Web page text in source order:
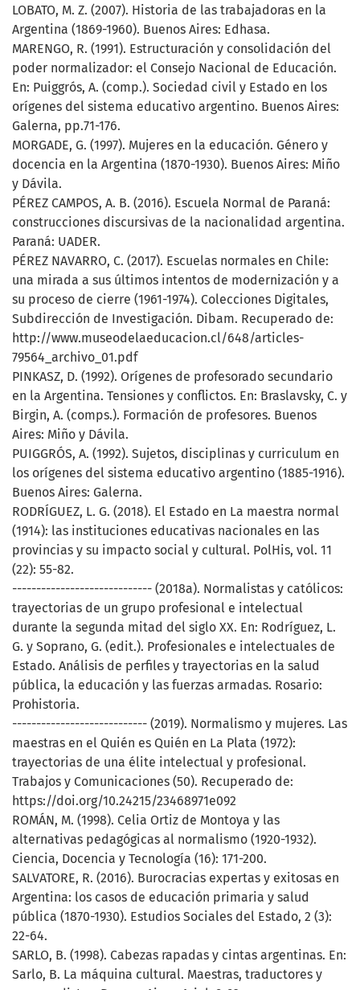
LOBATO, M. Z. (2007). Historia de las trabajadoras en la
Argentina (1869-1960). Buenos Aires: Edhasa.
MARENGO, R. (1991). Estructuración y consolidación del
poder normalizador: el Consejo Nacional de Educación.
En: Puiggrós, A. (comp.). Sociedad civil y Estado en los
orígenes del sistema educativo argentino. Buenos Aires:
Galerna, pp.71-176.
MORGADE, G. (1997). Mujeres en la educación. Género y
docencia en la Argentina (1870-1930). Buenos Aires: Miño
y Dávila.
PÉREZ CAMPOS, A. B. (2016). Escuela Normal de Paraná:
construcciones discursivas de la nacionalidad argentina.
Paraná: UADER.
PÉREZ NAVARRO, C. (2017). Escuelas normales en Chile:
una mirada a sus últimos intentos de modernización y a
su proceso de cierre (1961-1974). Colecciones Digitales,
Subdirección de Investigación. Dibam. Recuperado de:
http://www.museodelaeducacion.cl/648/articles-
79564_archivo_01.pdf
PINKASZ, D. (1992). Orígenes de profesorado secundario
en la Argentina. Tensiones y conflictos. En: Braslavsky, C. y
Birgin, A. (comps.). Formación de profesores. Buenos
Aires: Miño y Dávila.
PUIGGRÓS, A. (1992). Sujetos, disciplinas y curriculum en
los orígenes del sistema educativo argentino (1885-1916).
Buenos Aires: Galerna.
RODRÍGUEZ, L. G. (2018). El Estado en La maestra normal
(1914): las instituciones educativas nacionales en las
provincias y su impacto social y cultural. PolHis, vol. 11
(22): 55-82.
----------------------------- (2018a). Normalistas y católicos:
trayectorias de un grupo profesional e intelectual
durante la segunda mitad del siglo XX. En: Rodríguez, L.
G. y Soprano, G. (edit.). Profesionales e intelectuales de
Estado. Análisis de perfiles y trayectorias en la salud
pública, la educación y las fuerzas armadas. Rosario:
Prohistoria.
---------------------------- (2019). Normalismo y mujeres. Las
maestras en el Quién es Quién en La Plata (1972):
trayectorias de una élite intelectual y profesional.
Trabajos y Comunicaciones (50). Recuperado de:
https://doi.org/10.24215/23468971e092
ROMÁN, M. (1998). Celia Ortiz de Montoya y las
alternativas pedagógicas al normalismo (1920-1932).
Ciencia, Docencia y Tecnología (16): 171-200.
SALVATORE, R. (2016). Burocracias expertas y exitosas en
Argentina: los casos de educación primaria y salud
pública (1870-1930). Estudios Sociales del Estado, 2 (3):
22-64.
SARLO, B. (1998). Cabezas rapadas y cintas argentinas. En:
Sarlo, B. La máquina cultural. Maestras, traductores y